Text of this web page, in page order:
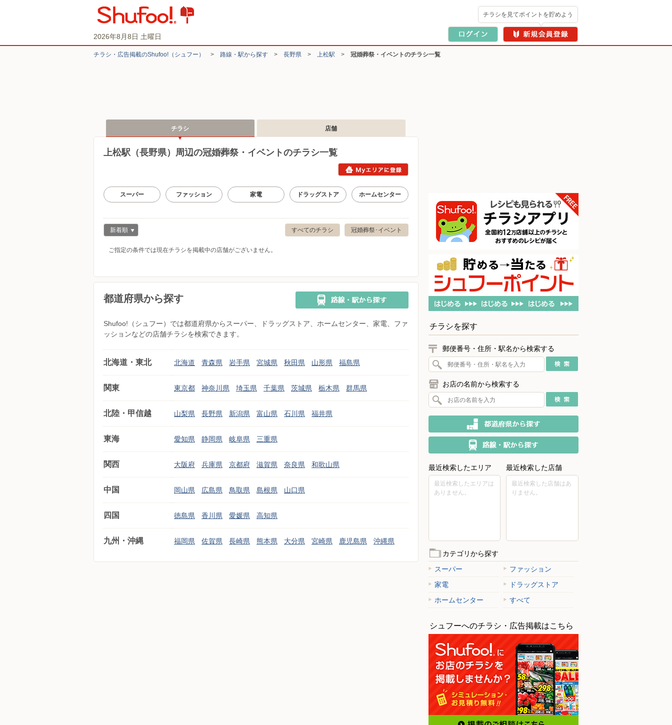
2026年8月8日 土曜日
チラシを見てポイントを貯めよう
チラシ・​広告掲載の​Shufoo!​（シュフー） > 路線・駅から探す > 長野県 > 上松駅 > 冠婚葬祭・イベントのチラシ一覧
チラシ 店舗
上松駅（長野県）周辺の冠婚葬祭・イベントのチラシ一覧
スーパー ファッション 家電 ドラッグストア ホームセンター
冠婚葬祭･イベント
すべてのチラシ
新着順
ご指定の条件では現在チラシを掲載中の店舗がございません。
都道府県から探す
Shufoo!（シュフー）では都道府県からスーパー、ドラッグストア、ホームセンター、家電、ファ
ッションなどの店舗チラシを検索できます。
北海道・東北 北海道 青森県 岩手県 宮城県 秋田県 山形県 福島県
関東 東京都 神奈川県 埼玉県 千葉県 茨城県 栃木県 群馬県
北陸・甲信越 山梨県 長野県 新潟県 富山県 石川県 福井県
東海 愛知県 静岡県 岐阜県 三重県
関西 大阪府 兵庫県 京都府 滋賀県 奈良県 和歌山県
中国 岡山県 広島県 鳥取県 島根県 山口県
四国 徳島県 香川県 愛媛県 高知県
九州・沖縄 福岡県 佐賀県 長崎県 熊本県 大分県 宮崎県 鹿児島県 沖縄県
チラシを探す
郵便番号・住所・駅名から検索する
お店の名前から検索する
最近検索したエリア
最近検索したエリアは
ありません。
最近検索した店舗
最近検索した店舗はあ
りません。
カテゴリから探す
スーパー
ファッション
家電
ドラッグストア
ホームセンター
すべて
シュフーへのチラシ・広告掲載はこちら